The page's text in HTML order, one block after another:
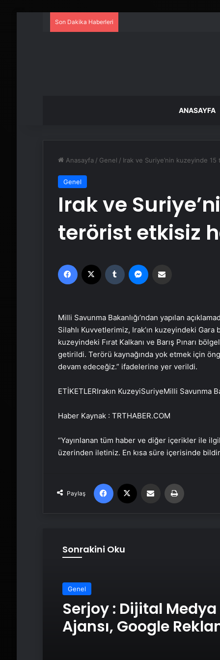
Son Dakika Haberleri
ANASAYFA
Anasayfa / Genel / Irak ve Suriye’nin kuzeyinde
Genel
Irak ve
terörist etkisiz
Facebook Tumblr
Milli Savunma Bakanlığı’ndan yapılan
Silahlı Kuvvetlerimiz, Irak’ın kuzeyindeki
kuzeyindeki Fırat Kalkanı ve Barış Pınarı
getirildi. Terörü kaynağında yok etmek için
devam edeceğiz.” ifadelerine yer verildi.
ETİKETLERIrakın KuzeyiSuriyeMilli Savunma
Haber Kaynak : TRTHABER.COM
“Yayınlanan tüm haber ve diğer içerikler ile
üzerinden iletiniz. En kısa süre içerisinde
Paylaş
Facebook Email'den paylaş
Sonrakini Oku
Genel
Serjoy : Dijital Medya
Ajansı, Google